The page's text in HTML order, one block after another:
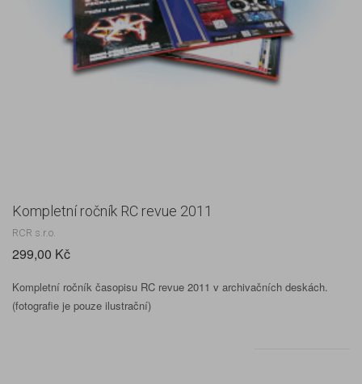
Kompletní ročník RC revue 2011
RCR s.r.o.
299,00 Kč
Kompletní ročník časopisu RC revue 2011 v archivačních deskách.
(fotografie je pouze ilustrační)